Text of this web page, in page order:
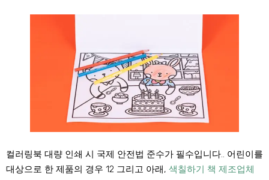
컬러링북 대량 인쇄 시 국제 안전법 준수가 필수입니다.. 어린이를
대상으로 한 제품의 경우 12 그리고 아래, 색칠하기 책 제조업체